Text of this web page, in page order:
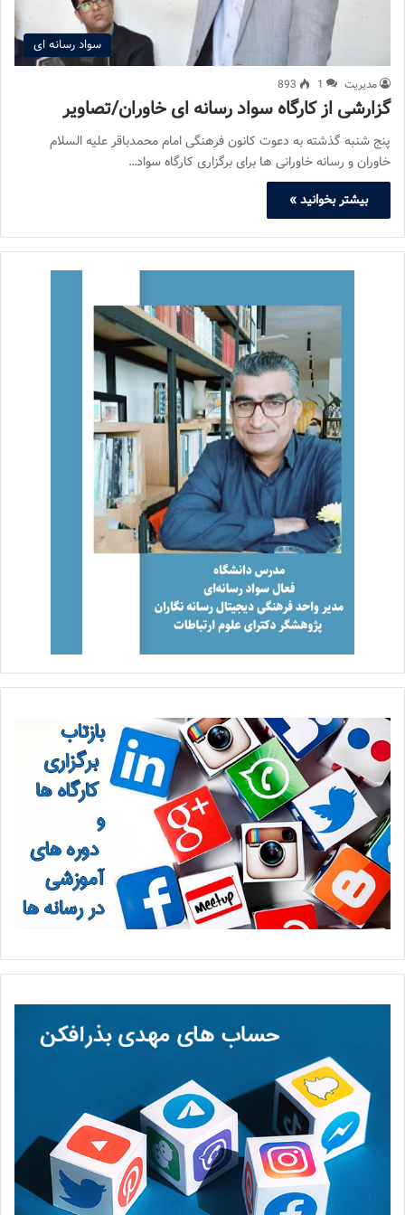
سواد رسانه ای
مدیریت 1
893
گزارشی از کارگاه سواد رسانه ای خاوران/تصاویر
پنج شنبه گذشته به دعوت کانون فرهنگی امام محمدباقر علیه السلام
خاوران و رسانه خاورانی ها برای برگزاری کارگاه سواد…
بیشتر بخوانید »